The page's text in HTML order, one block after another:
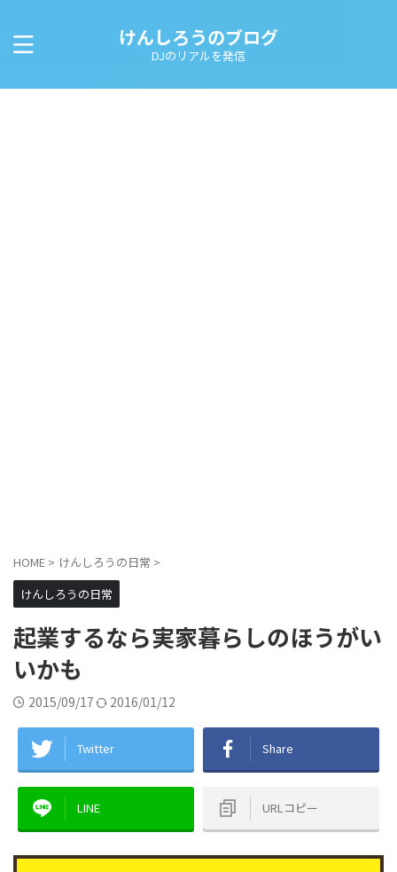
けんしろうのブログ
DJのリアルを発信
HOME > けんしろうの日常 >
けんしろうの日常
起業するなら実家暮らしのほうがい
いかも
2015/09/17 2016/01/12
Twitter Share
LINE URLコピー